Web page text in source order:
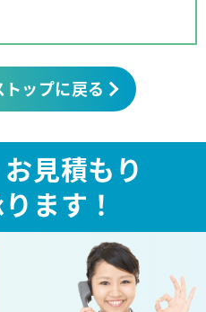
ップに戻る
見積もり
ます！